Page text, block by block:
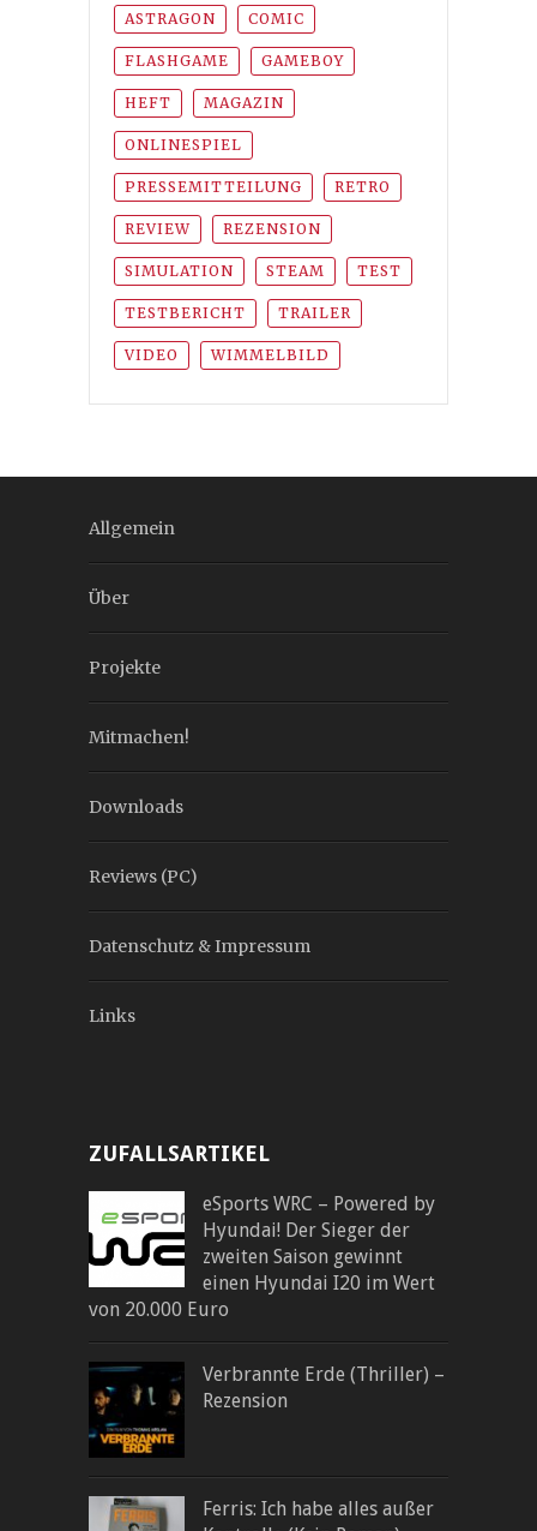
ASTRAGON COMIC
FLASHGAME GAMEBOY
HEFT MAGAZIN
ONLINESPIEL
PRESSEMITTEILUNG RETRO
REVIEW REZENSION
SIMULATION STEAM TEST
TESTBERICHT TRAILER
VIDEO WIMMELBILD
Allgemein
Über
Projekte
Mitmachen!
Downloads
Reviews (PC)
Datenschutz & Impressum
Links
ZUFALLSARTIKEL
eSports WRC – Powered by
Hyundai! Der Sieger der
zweiten Saison gewinnt
einen Hyundai I20 im Wert
von 20.000 Euro
Verbrannte Erde (Thriller) –
Rezension
Ferris: Ich habe alles außer